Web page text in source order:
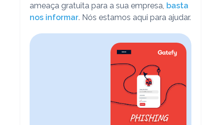
ameaça gratuita para a sua empresa, basta
nos informar. Nós estamos aqui para ajudar.